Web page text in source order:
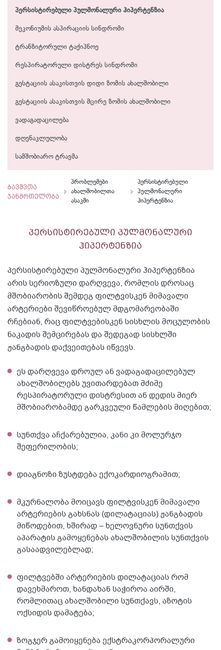
პერსისტირებული პულმონალური ჰიპერტენზია
მეკონიუმის ასპირაციის სინდრომი
ტრანზიტორული ტაქიპნოე
რესპირატორული დისტრეს სინდრომი
გესტაციის ასაკისთვის დიდი ზომის ახალშობილი
გესტაციის ასაკისთვის მცირე ზომის ახალშობილი
ვადაგადაცილება
დღენაკლულობა
სამშობიარო ტრავმა
ბავშვთა
ჯანმრთელობა
პრობლემები
ახალშობილთა
ასაკში
პერსისტირებული
პულმონალური
ჰიპერტენზია
პერსისტირებული პულმონალური
ჰიპერტენზია
პერსისტირებული პულმონალური ჰიპერტენზია
არის სერიოზული დარღვევა, რომლის დროსაც
მშობიარობის შემდეგ ფილტვისკენ მიმავალი
არტერიები შევიწროებულ მდგომარეობაში
რჩებიან, რაც ფილტვებისკენ სისხლის მოცულობის
ნაკადის შემცირებას და შედეგად სისხლში
ჟანგბადის დაქვეითებას იწვევს.
ეს დარღვევა დროულ ან ვადაგადაცილებულ
ახალშობილებს უვითარდებათ მძიმე
რესპირატორული დისტრესით ან დედის მიერ
მშობიარობამდე გარკვეული წამლების მიღებით;
სუნთქვა აჩქარებულია, კანი კი მოლურჯო
შეფერილობის;
დიაგნოზი ზუსტდება ექოკარდიოგრამით;
მკურნალობა მოიცავს ფილტვისკენ მიმავალი
არტერიების გახსნას (დილატაციას) ჟანგბადის
მიწოდებით, ხშირად – ხელოვნური სუნთქვის
აპარატის გამოყენებას ახალშობილის სუნთქვის
გასაადვილებლად;
ფილტვებში არტერიების დილატაციას რომ
დავეხმაროთ, ხანდახან საჭიროა აირში,
რომლითაც ახალშობილი სუნთქავს, აზოტის
ოქსიდის დამატება;
ზოგჯერ გამოიყენება ექსტრაკორპორალური